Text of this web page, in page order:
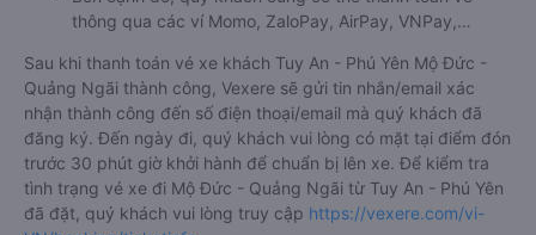
Vexere.com hỗ trợ đến 06 hình thức thanh toán khác nhau
Thanh toán bằng tiền mặt tại các cửa hàng tiện lợi và
siêu thị gần nhà.
Thanh toán bằng thẻ thanh toán quốc tế (Visa, Master
Card, JCB).
Thanh toán bằng thẻ ATM đã đăng ký thanh toán trực
tuyến (Internet Banking).
Thanh toán bằng hình thức chuyển khoản ngân hàng.